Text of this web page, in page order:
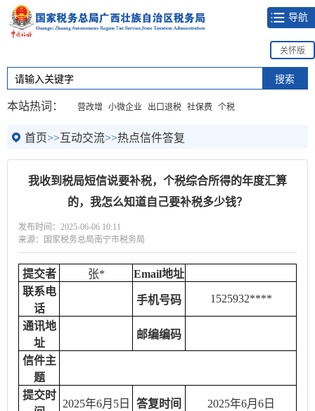
导航
关怀版
本站热词： 营改增 小微企业 出口退税 社保费 个税
首页>>互动交流>>热点信件答复
我收到税局短信说要补税，个税综合所得的年度汇算
的，我怎么知道自己要补税多少钱？
发布时间：2025-06-06 10:11
来源：国家税务总局南宁市税务局
提交者 张*
Email地址
联系电
话
手机号码 1525932****
通讯地
址
邮编编码
信件主
题
提交时
2025年6月5日 答复时间 2025年6月6日